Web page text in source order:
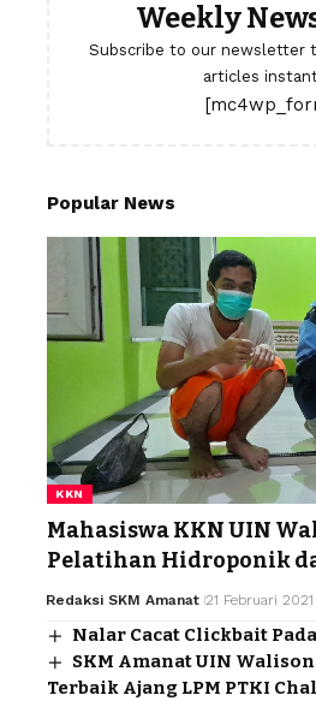
Weekly
Subscribe to our newsletter
articles
Popular News
KKN
Mahasiswa KKN UIN
Pelatihan Hidroponik
Redaksi SKM Amanat 21 Februari 2021
Nalar Cacat Clickbait
SKM Amanat UIN
Terbaik Ajang LPM PTKI